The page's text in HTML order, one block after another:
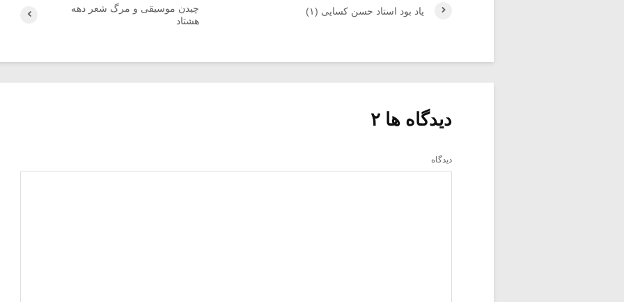
چیدن موسیقی و مرگ شعر دهه
هشتاد
یاد بود استاد حسن کسایی (۱)
دیدگاه ها ۲
دیدگاه